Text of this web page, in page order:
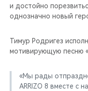
и достойно
однозначно новый
Тимур Родригез
мотивирующую песню
«Мы рады
ARRIZO 8 вместе с